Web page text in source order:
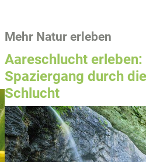
Mehr Natur erleben
Aareschlucht
Spaziergang durch
Schlucht